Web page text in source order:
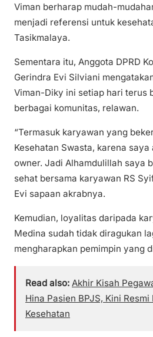
Viman berharap mudah-
menjadi referensi untuk
Tasikmalaya.
Sementara itu, Anggota DPRD
Gerindra Evi Silviani
Viman-Diky ini setiap hari terus
berbagai komunitas, relawan.
“Termasuk karyawan yang
Kesehatan Swasta, karena
owner. Jadi Alhamdulillah saya
sehat bersama karyawan RS
Evi sapaan akrabnya.
Kemudian, loyalitas daripada
Medina sudah tidak diragukan
mengharapkan pemimpin yang
Read also: Akhir Kisah
Hina Pasien BPJS, Kini
Kesehatan